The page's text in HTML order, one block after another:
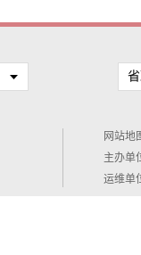
网站
主办单
运维单